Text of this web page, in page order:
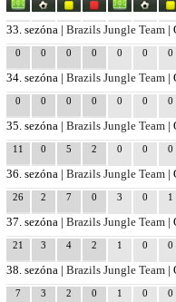
33. sezóna |Brazils Jungle Team |
0 0 0 0 0 0 0
34. sezóna |Brazils Jungle Team |
0 0 0 0 0 0 0
35. sezóna |Brazils Jungle Team |
11 0 5 2 0 0 0
36. sezóna |Brazils Jungle Team |
26 2 7 0 3 0 1
37. sezóna |Brazils Jungle Team |
21 3 4 2 1 0 0
38. sezóna |Brazils Jungle Team |
7 3 2 0 1 0 0